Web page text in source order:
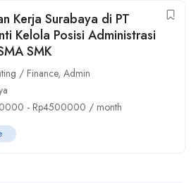
Kerja Surabaya di PT
Kelola Posisi Administrasi
SMK
/ Finance, Admin
- Rp4500000 / month